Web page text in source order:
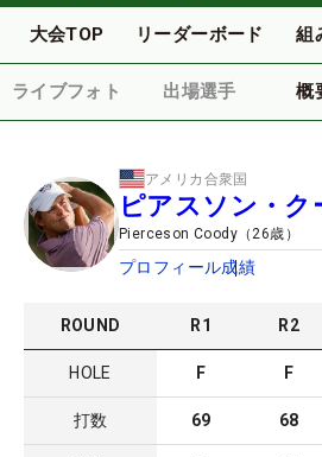
大会TOP リーダーボード 組
ライブフォト 出場選手 概
アメリカ合衆国
ピアスソン・ク
Pierceson Coody （26歳）
プロフィール成績
ROUND R1 R2
HOLE F F
打数 69 68